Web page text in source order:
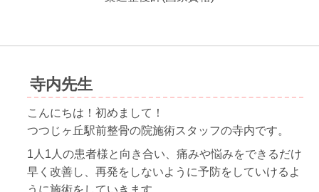
寺内先生
こんにちは！初めまして！
つつじヶ丘駅前整骨の院施術スタッフの寺内です。
1人1人の患者様と向き合い、痛みや悩みをできるだけ
早く改善し、再発をしないように予防をしていけるよ